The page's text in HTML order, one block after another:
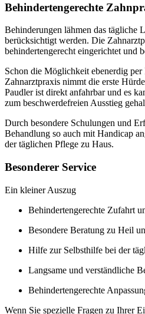
Behindertengerechte
Behinderungen lähmen das tägliche
berücksichtigt werden. Die
behindertengerecht eingerichtet und
Schon die Möglichkeit ebenerdig per
Zahnarztpraxis nimmt die erste
Paudler ist direkt anfahrbar und es
zum beschwerdefreien Ausstieg
Durch besondere Schulungen und
Behandlung so auch mit Handicap
der täglichen Pflege zu Haus.
Besonderer Service
Ein kleiner Auszug
Behindertengerechte Zufahrt
Besondere Beratung zu Heil
Hilfe zur Selbsthilfe bei der
Langsame und verständliche
Behindertengerechte
Wenn Sie spezielle Fragen zu Ihrer